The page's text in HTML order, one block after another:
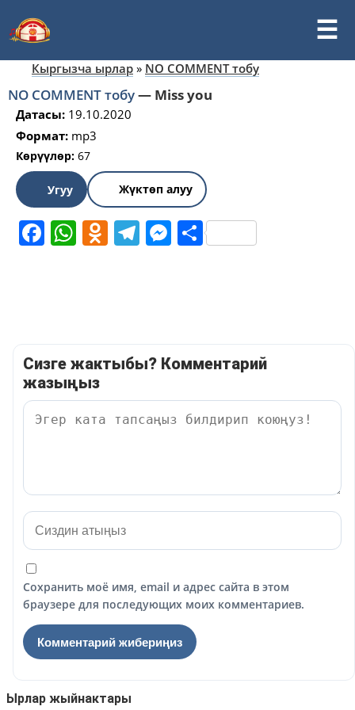
Кыргызча ырлар » NO COMMENT тобу
NO COMMENT тобу— Miss you
Датасы: 19.10.2020
Формат: mp3
Көрүүлөр: 67
Угуу Жүктөп алуу
Facebook
WhatsApp
Odnoklassniki
Telegram
Messenger
Share
Сизге жактыбы? Комментарий
жазыңыз
Сохранить моё имя, email и адрес сайта в этом
браузере для последующих моих комментариев.
Ырлар жыйнактары